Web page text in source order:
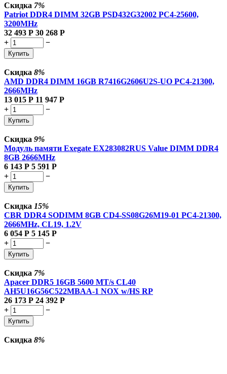
Скидка 7%
Patriot DDR4 DIMM 32GB PSD432G32002 PC4-25600,
3200MHz
32 493 Р 30 268 Р
+
−
Купить
Скидка 8%
AMD DDR4 DIMM 16GB R7416G2606U2S-UO PC4-21300,
2666MHz
13 015 Р 11 947 Р
+
−
Купить
Скидка 9%
Модуль памяти Exegate EX283082RUS Value DIMM DDR4
8GB 2666MHz
6 143 Р 5 591 Р
+
−
Купить
Скидка 15%
CBR DDR4 SODIMM 8GB CD4-SS08G26M19-01 PC4-21300,
2666MHz, CL19, 1.2V
6 054 Р 5 145 Р
+
−
Купить
Скидка 7%
Apacer DDR5 16GB 5600 MT/s CL40
AH5U16G56C522MBAA-1 NOX w/HS RP
26 173 Р 24 392 Р
+
−
Купить
Скидка 8%